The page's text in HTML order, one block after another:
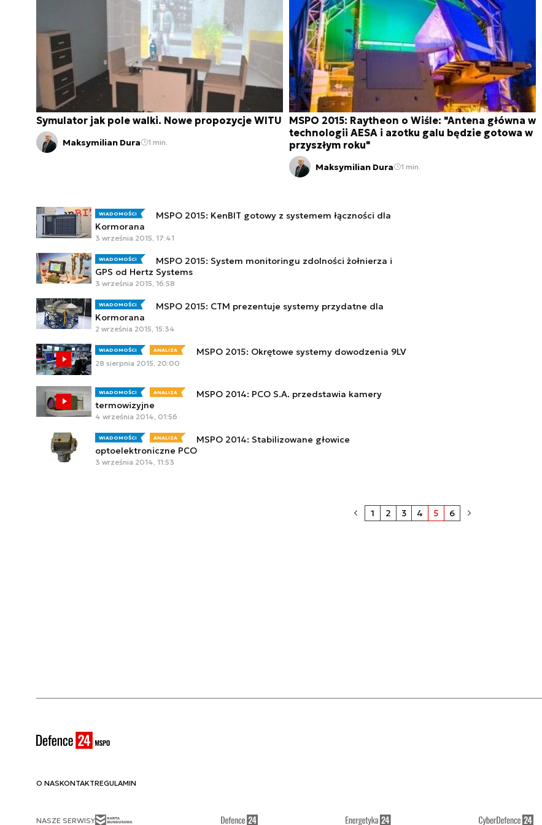
Symulator jak pole walki. Nowe propozycje WITU
Maksymilian Dura 1 min.
MSPO 2015: Raytheon o Wiśle: "Antena główna w
technologii AESA i azotku galu będzie gotowa w
przyszłym roku"
Maksymilian Dura 1 min.
WIADOMOŚCI
MSPO 2015: KenBIT gotowy z systemem łączności dla
Kormorana
3 września 2015, 17:41
WIADOMOŚCI
MSPO 2015: System monitoringu zdolności żołnierza i
GPS od Hertz Systems
3 września 2015, 16:58
WIADOMOŚCI
MSPO 2015: CTM prezentuje systemy przydatne dla
Kormorana
2 września 2015, 15:34
WIADOMOŚCI ANALIZA MSPO 2015: Okrętowe systemy dowodzenia 9LV
28 sierpnia 2015, 20:00
WIADOMOŚCI ANALIZA
MSPO 2014: PCO S.A. przedstawia kamery
termowizyjne
4 września 2014, 01:56
WIADOMOŚCI ANALIZA
MSPO 2014: Stabilizowane głowice
optoelektroniczne PCO
3 września 2014, 11:53
1 2 3 4 5 6
O NASKONTAKTREGULAMIN
NASZE SERWISY